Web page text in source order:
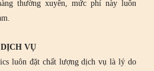
thường xuyên, mức phí này luôn
VỤ
luôn đặt chất lượng dịch vụ là lý do